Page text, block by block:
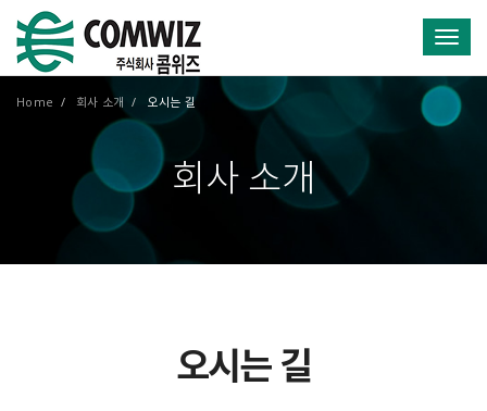
회사 소개
Home 회사 소개 오시는 길
오시는 길